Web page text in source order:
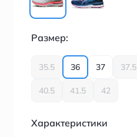
Размер:
35.5 36 37 37.5
40.5 41.5 42
Характеристики